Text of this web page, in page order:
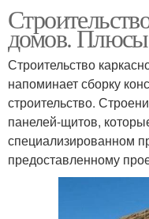
домов.
Строительство
напоминает сборку
строительство.
панелей-щитов,
специализированном
предоставленному